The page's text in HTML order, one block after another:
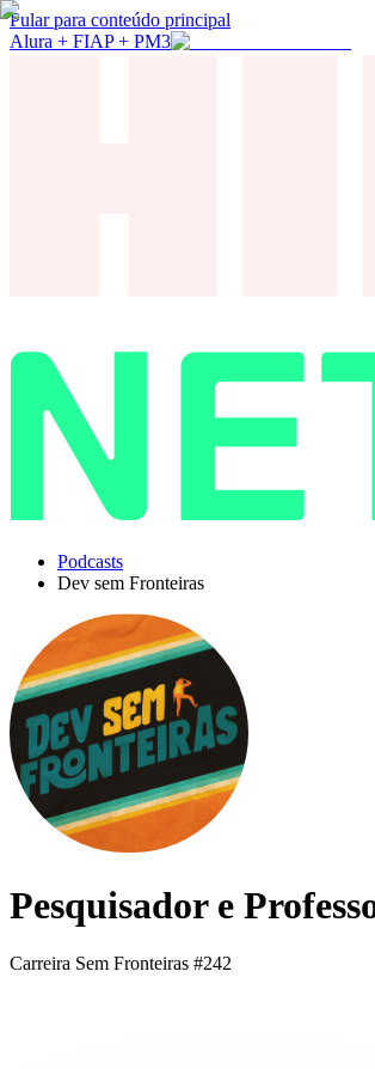
Pular para conteúdo principal
Alura + FIAP + PM3
Podcasts
Dev sem Fronteiras
Pesquisador e
Carreira Sem Fronteiras #242